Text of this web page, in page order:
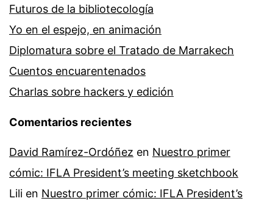
Futuros de la bibliotecología
Yo en el espejo, en animación
Diplomatura sobre el Tratado de Marrakech
Cuentos encuarentenados
Charlas sobre hackers y edición
Comentarios recientes
David Ramírez-Ordóñez en Nuestro primer
cómic: IFLA President’s meeting sketchbook
Lili en Nuestro primer cómic: IFLA President’s